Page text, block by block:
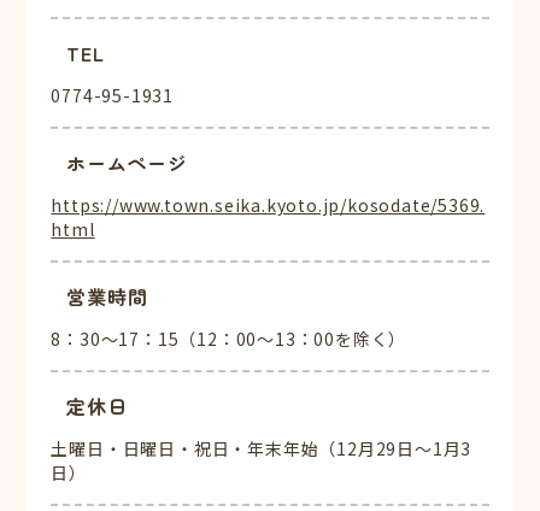
TEL
0774-95-1931
ホームページ
https://www.town.seika.kyoto.jp/kosodate/5369.
html
営業時間
8：30～17：15（12：00～13：00を除く）
定休日
土曜日・日曜日・祝日・年末年始（12月29日～1月3
日）